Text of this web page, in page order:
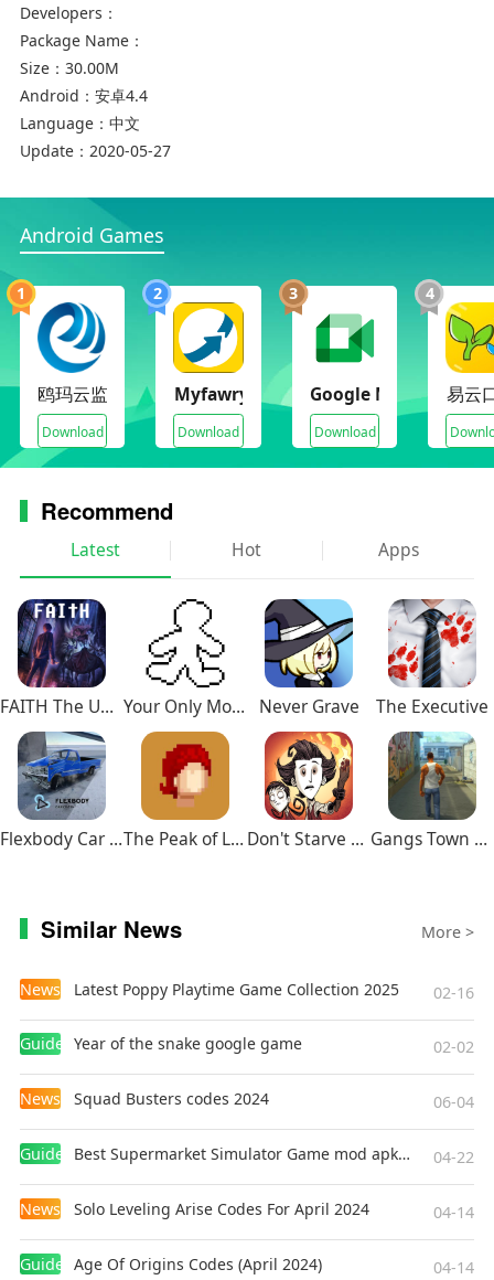
提分王小学版app是国内首个云智能教育平台，通
过大数据和云计算为孩子制定专属的学习方案，孩
子能够通过手机随时随地进行学习。
Developers：
Package Name：
Size： 30.00M
Android： 安卓4.4
Language： 中文
Update： 2020-05-27
Android Games
1
鸥玛云监控平台
Download
2
Myfawry
Download
3
Google Meet
Download
4
易云
Recommend
Latest Hot Apps
FAITH The Unholy Trinity Your Only Move Is HUSTLE Never Grave The Executive
Flexbody Car Crash Soft Body The Peak of Life Don't Starve Together Gangs Town Story
Similar News More >
News Latest Poppy Playtime Game Collection 2025 02-16
Guides Year of the snake google game 02-02
News Squad Busters codes 2024 06-04
Guides Best Supermarket Simulator Game mod apk for Android 04-22
News Solo Leveling Arise Codes For April 2024 04-14
Guides Age Of Origins Codes (April 2024) 04-14